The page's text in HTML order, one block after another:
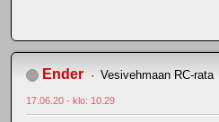
Ender Vesivehmaan RC-rata
17.06.20 - klo: 10.29